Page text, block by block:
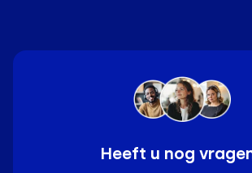
Heeft u nog